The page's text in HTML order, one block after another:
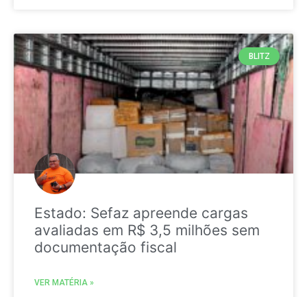
BLITZ
Estado: Sefaz apreende cargas
avaliadas em R$ 3,5 milhões sem
documentação fiscal
VER MATÉRIA »